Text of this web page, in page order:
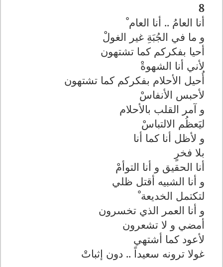
8
أنا العامُ .. أنا العام ْ
و ما في الجُبَةِ غير الغولْ
أحيا بفكركم كما تشتهون
لأني أنا الشهوةْ
أُحيل الأحلام بفكركم كما تشتهون
لأحبس الأنفاسْ
و آمر القلب بالأحلام
ليَعظُم الالتباسْ
و لأظل أنا كما أنا
بلا فخرٍ
أنا الحقيق و أنا التوأمْ
و أنا الشبيه أقتل ظلي
لتكتمل الخديعة ْ
و أنا العمر الذي تخسرون
أمضي و لا تشعرون
لأعود كما أشتهي
غولا ترونه سعيداً .. دون إثباتْ